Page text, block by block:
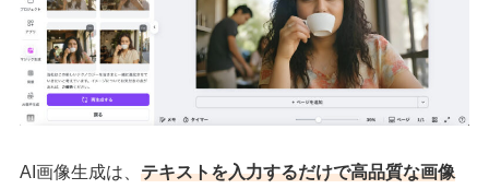
AI画像生成は、テキストを入力するだけで高品質な画像